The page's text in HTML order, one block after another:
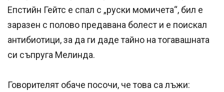
Епстийн Гейтс е спал с „руски момичета“, бил е
заразен с полово предавана болест и е поискал
антибиотици, за да ги даде тайно на тогавашната
си съпруга Мелинда.
Говорителят обаче посочи, че това са лъжи: